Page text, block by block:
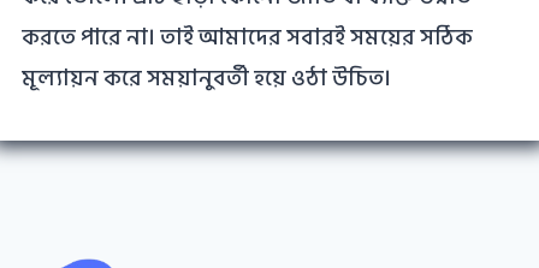
করতে পারে না। তাই আমাদের সবারই সময়ের সঠিক
মূল্যায়ন করে সময়ানুবর্তী হয়ে ওঠা উচিত।